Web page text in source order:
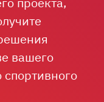
вашего
спортивного